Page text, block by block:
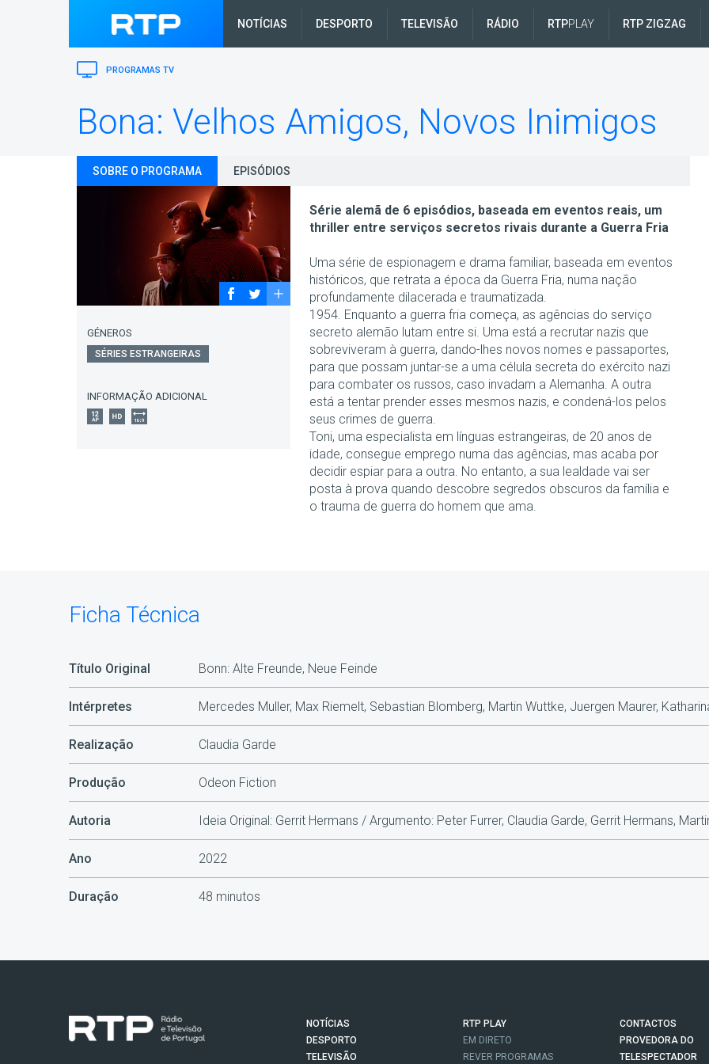
NOTÍCIAS DESPORTO TELEVISÃO RÁDIO RTPPLAY RTP ZIGZAG
PROGRAMAS TV
Bona: Velhos Amigos, Novos Inimigos
SOBRE O PROGRAMA EPISÓDIOS
GÉNEROS
SÉRIES ESTRANGEIRAS
INFORMAÇÃO ADICIONAL
Série alemã de 6 episódios, baseada em eventos reais, um
thriller entre serviços secretos rivais durante a Guerra Fria
Uma série de espionagem e drama familiar, baseada em eventos
históricos, que retrata a época da Guerra Fria, numa nação
profundamente dilacerada e traumatizada.
1954. Enquanto a guerra fria começa, as agências do serviço
secreto alemão lutam entre si. Uma está a recrutar nazis que
sobreviveram à guerra, dando-lhes novos nomes e passaportes,
para que possam juntar-se a uma célula secreta do exército nazi
para combater os russos, caso invadam a Alemanha. A outra
está a tentar prender esses mesmos nazis, e condená-los pelos
seus crimes de guerra.
Toni, uma especialista em línguas estrangeiras, de 20 anos de
idade, consegue emprego numa das agências, mas acaba por
decidir espiar para a outra. No entanto, a sua lealdade vai ser
posta à prova quando descobre segredos obscuros da família e
o trauma de guerra do homem que ama.
Ficha Técnica
Título Original Bonn: Alte Freunde, Neue Feinde
Intérpretes Mercedes Muller, Max Riemelt, Sebastian Blomberg, Martin Wuttke, Juergen Maurer,
Realização Claudia Garde
Produção Odeon Fiction
Autoria Ideia Original: Gerrit Hermans / Argumento: Peter Furrer, Claudia Garde, Gerrit Hermans,
Ano 2022
Duração 48 minutos
NOTÍCIAS
DESPORTO
TELEVISÃO
RTP PLAY
EM DIRETO
REVER PROGRAMAS
CONTACTOS
PROVEDORA DO
TELESPECTADOR